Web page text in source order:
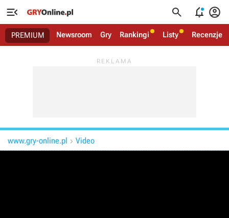
   
PREMIUM Newsroom Gry Rankingi Listy Recenzje
www.gry-online.pl  Video